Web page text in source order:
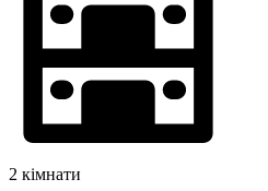
2 кімнати